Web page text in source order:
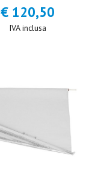
€ 120,50
IVA inclusa